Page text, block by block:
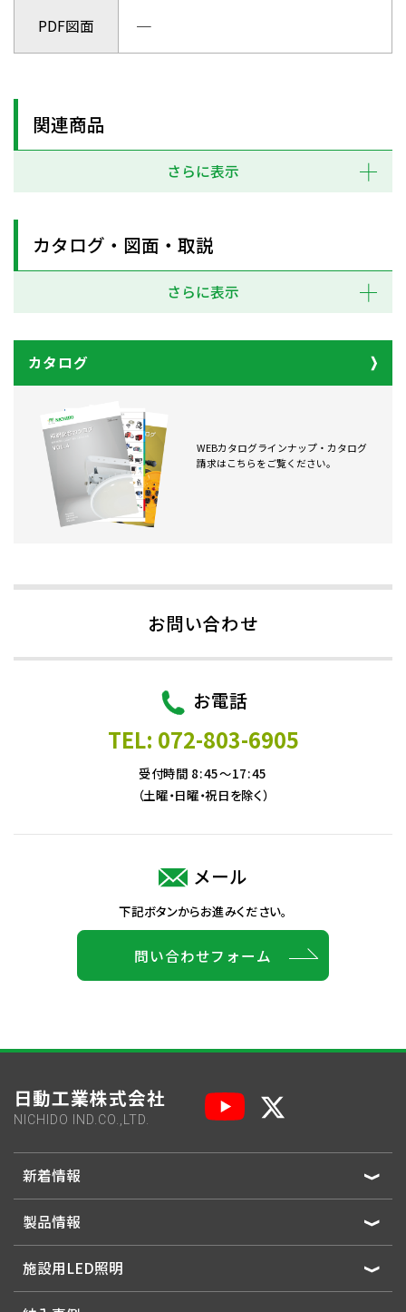
PDF図面 ─
関連商品
さらに表示
カタログ・図面・取説
さらに表示
カタログ
WEBカタログラインナップ・カタログ
請求はこちらをご覧ください。
お問い合わせ
お電話
TEL: 072-803-6905
受付時間 8:45～17:45
（土曜・日曜・祝日を除く）
メール
下記ボタンからお進みください。
問い合わせフォーム
日動工業株式会社
NICHIDO IND.CO.,LTD.
新着情報
製品情報
施設用LED照明